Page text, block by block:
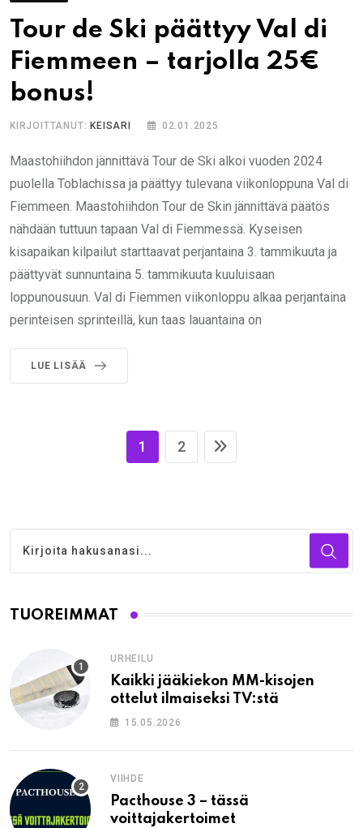
Tour de Ski päättyy Val di
Fiemmeen – tarjolla 25€
bonus!
KIRJOITTANUT:KEISARI 02.01.2025
Maastohiihdon jännittävä Tour de Ski alkoi vuoden 2024
puolella Toblachissa ja päättyy tulevana viikonloppuna Val di
Fiemmeen. Maastohiihdon Tour de Skin jännittävä päätös
nähdään tuttuun tapaan Val di Fiemmessä. Kyseisen
kisapaikan kilpailut starttaavat perjantaina 3. tammikuuta ja
päättyvät sunnuntaina 5. tammikuuta kuuluisaan
loppunousuun. Val di Fiemmen viikonloppu alkaa perjantaina
perinteisen sprinteillä, kun taas lauantaina on
LUE LISÄÄ
1 2
TUOREIMMAT
URHEILU
Kaikki jääkiekon MM-kisojen
ottelut ilmaiseksi TV:stä
15.05.2026
VIIHDE
Pacthouse 3 – tässä
voittajakertoimet